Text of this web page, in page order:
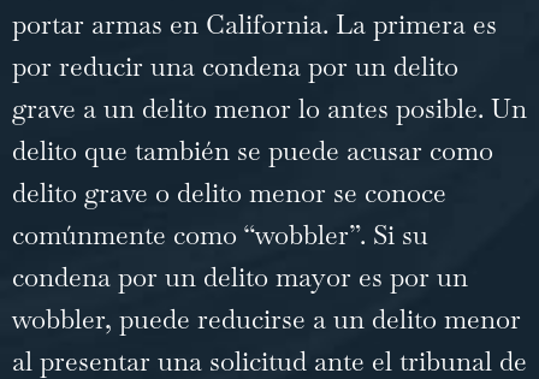
portar armas en California. La primera es
por reducir una condena por un delito
grave a un delito menor lo antes posible. Un
delito que también se puede acusar como
delito grave o delito menor se conoce
comúnmente como “wobbler”. Si su
condena por un delito mayor es por un
wobbler, puede reducirse a un delito menor
al presentar una solicitud ante el tribunal de